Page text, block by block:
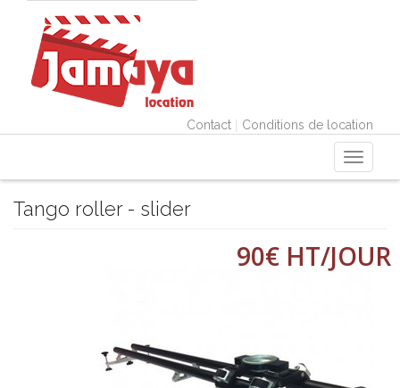
Contact | Conditions de location
Toggle
Tango roller - slider
90€ HT/JOUR